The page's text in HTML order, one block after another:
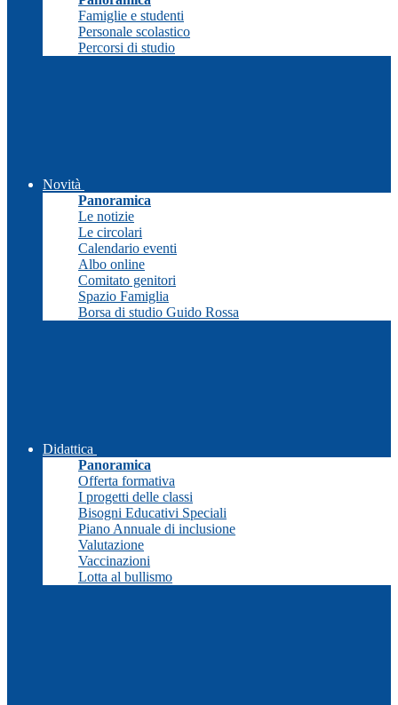
Famiglie e studenti
Personale scolastico
Percorsi di studio
Novità
Panoramica
Le notizie
Le circolari
Calendario eventi
Albo online
Comitato genitori
Spazio Famiglia
Borsa di studio Guido Rossa
Didattica
Panoramica
Offerta formativa
I progetti delle classi
Bisogni Educativi Speciali
Piano Annuale di inclusione
Valutazione
Vaccinazioni
Lotta al bullismo